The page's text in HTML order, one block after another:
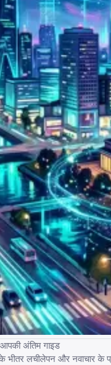
अंतिम गाइड
के भीतर लचीलेपन और